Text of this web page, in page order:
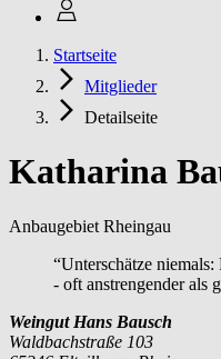
Startseite
Mitglieder
Detailseite
Katharina
Anbaugebiet Rheingau
“Unterschätze
- oft anstrengender als
Weingut Hans Bausch
Waldbachstraße 103